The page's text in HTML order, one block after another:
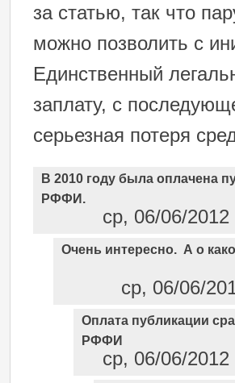
за статью, так что
можно позволить с
Единственный
заплату, с
серьезная потеря
В 2010 году была оплачена
РФФИ.
ср, 06/06/
Очень интересно. А о
ср, 06/06/
Оплата публикации
РФФИ
ср, 06/06/